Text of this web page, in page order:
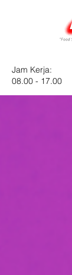
Jam Kerja:
08.00 - 17.00